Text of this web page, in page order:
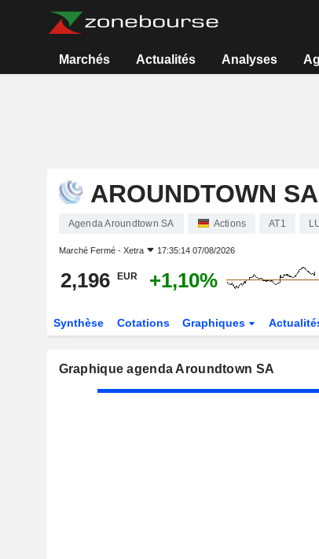
Marchés Actualités Analyses
AROUNDTOWN SA
Agenda Aroundtown SA Actions AT1
Marché Fermé - Xetra 17:35:14 07/08/2026
2,196 EUR +1,10%
Synthèse Cotations Graphiques
Graphique agenda Aroundtown SA